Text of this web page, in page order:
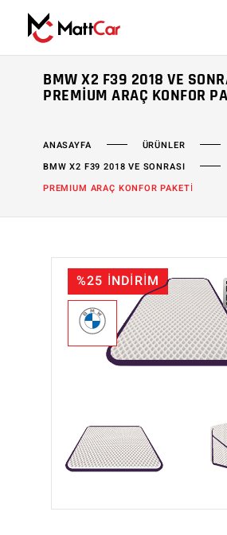
BMW X2 F39 2018 VE
PREMIUM ARAÇ KONFOR
ANASAYFA ÜRÜNLER
BMW X2 F39 2018 VE SONRASI
PREMIUM ARAÇ KONFOR PAKETİ
%25 İNDİRİM